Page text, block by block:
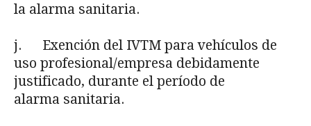
la alarma sanitaria.
j. Exención del IVTM para vehículos de
uso profesional/empresa debidamente
justificado, durante el período de
alarma sanitaria.